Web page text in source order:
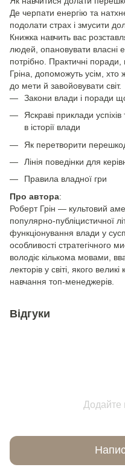
Де черпати енергію та
подолати страх і змусити
Книжка навчить вас
людей, опановувати власні
потрібно. Практичні
Гріна, допоможуть усім, хто
до мети й завойовувати світ.
Закони влади і поради
Яскраві приклади
в історії влади
Як перетворити
Лінія поведінки для
Правила владної гри
Про автора:
Роберт Грін — культовий
популярно-публіцистичної
функціонування влади у
особливості стратегічного
володіє кількома мовами,
лекторів у світі, якого
навчання топ-менеджерів.
Відгуки
Додайте